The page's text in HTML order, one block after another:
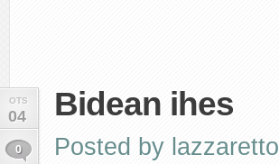
OTS
04
0
Bidean ihes
Posted by lazzaretto